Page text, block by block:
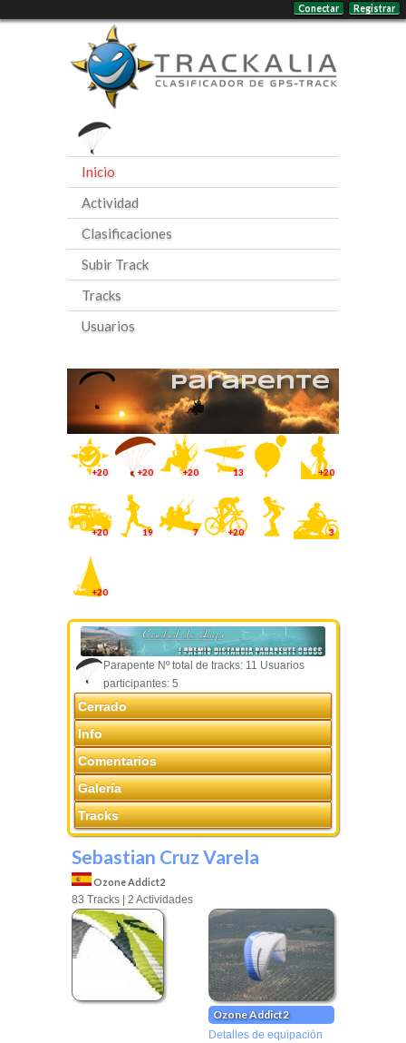
Conectar Registrar
Inicio
Actividad
Clasificaciones
Subir Track
Tracks
Usuarios
Parapente
+20 +20 +20 13 +20
+20 19 7 +20 3
+20
Parapente Nº total de tracks: 11 Usuarios
participantes: 5
Cerrado
Info
Comentarios
Galería
Tracks
Sebastian Cruz Varela
Ozone Addict2
83 Tracks | 2 Actividades
Ozone Addict2
Detalles de equipación